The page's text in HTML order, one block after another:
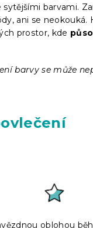
barvami.
ani se neokouká.
prostor, kde
barvy se může
oblohou